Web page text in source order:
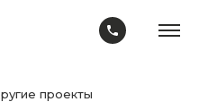
проекты